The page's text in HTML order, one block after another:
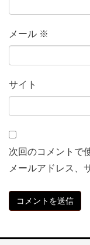
メール ※
サイト
次回のコメントで
メールアドレス、